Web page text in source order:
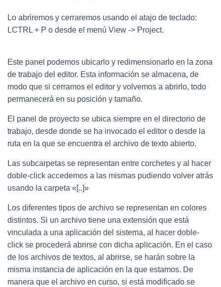
Lo abriremos y cerraremos usando el atajo de teclado:
LCTRL + P o desde el menú View -> Project.
Este panel podemos ubicarlo y redimensionarlo en la zona
de trabajo del editor. Esta información se almacena, de
modo que si cerramos el editor y volvemos a abrirlo, todo
permanecerá en su posición y tamaño.
El panel de proyecto se ubica siempre en el directorio de
trabajo, desde donde se ha invocado el editor o desde la
ruta en la que se encuentra el archivo de texto abierto.
Las subcarpetas se representan entre corchetes y al hacer
doble-click accedemos a las mismas pudiendo volver atrás
usando la carpeta «[..]»
Los diferentes tipos de archivo se representan en colores
distintos. Si un archivo tiene una extensión que está
vinculada a una aplicación del sistema, al hacer doble-
click se procederá abrirse con dicha aplicación. En el caso
de los archivos de textos, al abrirse, se harán sobre la
misma instancia de aplicación en la que estamos. De
manera que el archivo en curso, si está modificado se